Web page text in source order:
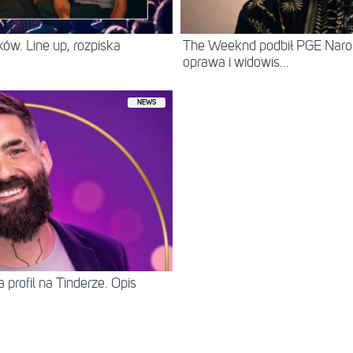
Line up, rozpiska
The Weeknd podbił PGE
oprawa i widowis...
NEWS
profil na Tinderze. Opis